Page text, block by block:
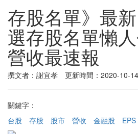
存股名單》最
選存股名單懶
營收最速報
撰文者：謝宜孝 更新時間：2020-10-14
關鍵字：
台股
存股 股市 營收 金融股 EPS